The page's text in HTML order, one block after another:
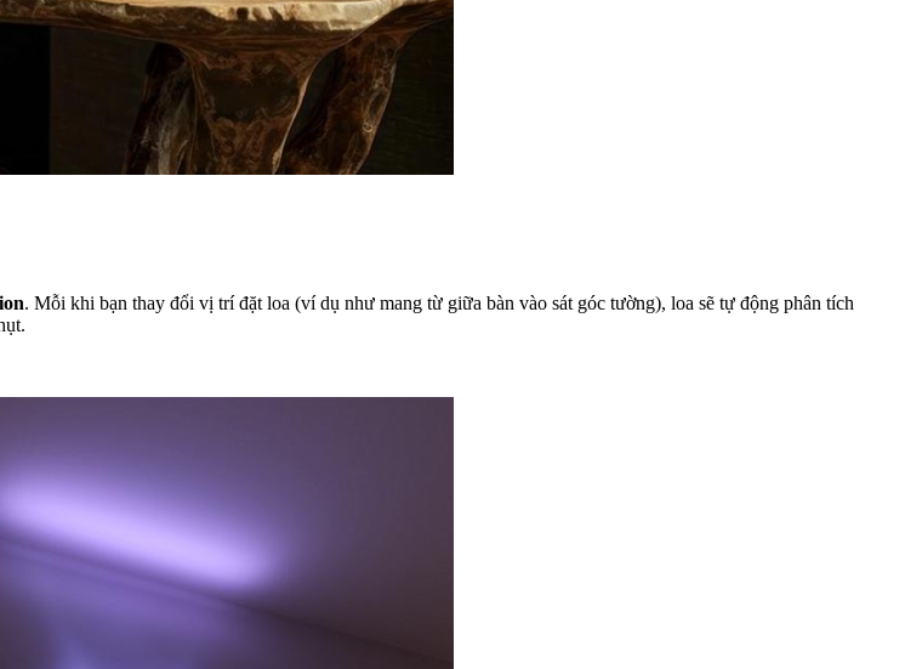
. Mỗi khi bạn thay đổi vị trí đặt loa (ví dụ như mang từ giữa bàn vào sát góc tường), loa sẽ tự động phân tích